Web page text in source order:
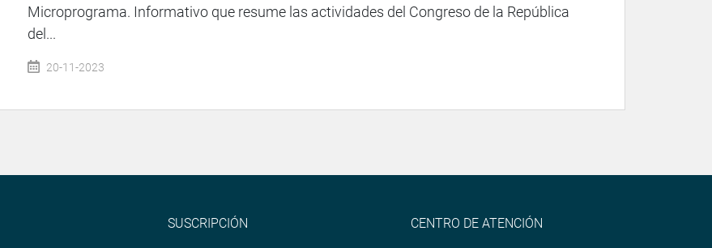
Microprograma. Informativo que resume las actividades del Congreso de la República
del...
20-11-2023
SUSCRIPCIÓN CENTRO DE ATENCIÓN